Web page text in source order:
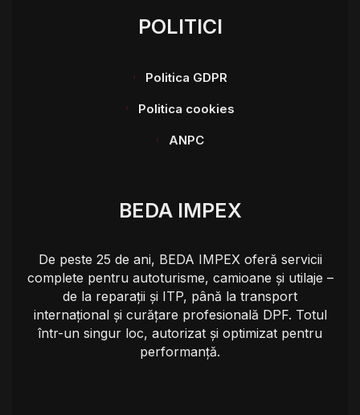
POLITICI
Politica GDPR
Politica cookies
ANPC
BEDA IMPEX
De peste 25 de ani, BEDA IMPEX oferă servicii
complete pentru autoturisme, camioane și utilaje –
de la reparații și ITP, până la transport
internațional și curățare profesională DPF. Totul
într-un singur loc, autorizat și optimizat pentru
performanță.